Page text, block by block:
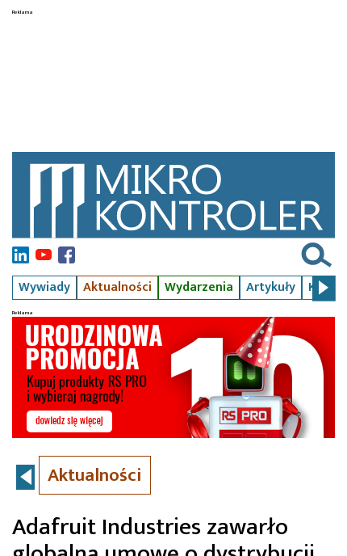
Wywiady Aktualności Wydarzenia Artykuły Kursy
Aktualności
Adafruit Industries zawarło